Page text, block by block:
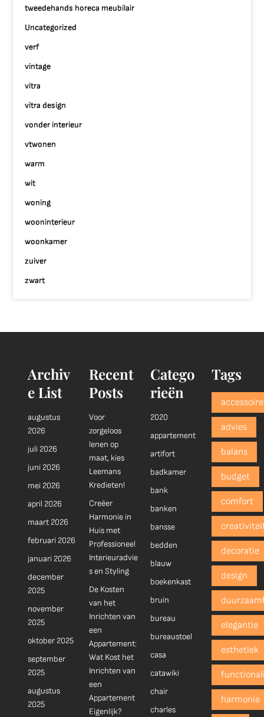
tweedehands horeca meubilair
Uncategorized
verf
vintage
vitra
vitra design
vonder interieur
vtwonen
warm
wit
woning
wooninterieur
woonkamer
zuiver
zwart
Archiv
e List
augustus
2026
juli 2026
juni 2026
mei 2026
april 2026
maart 2026
februari 2026
januari 2026
december
2025
november
2025
oktober 2025
september
2025
augustus
2025
Recent
Posts
Voor
zorgeloos
lenen op
maat, kies
Leemans
Kredieten!
Creëer
Harmonie in
Huis met
Professioneel
Interieuradvie
s en Styling
De Kosten
van het
Inrichten van
een
Appartement:
Wat Kost het
Inrichten van
een
Appartement
Eigenlijk?
Catego
rieën
2020
appartement
artifort
badkamer
bank
banken
bansse
bedden
blauw
boekenkast
bruin
bureau
bureaustoel
casa
catawiki
chair
charles
Tags
advies
balans
budget
comfort
decoratie
design
elegantie
esthetiek
harmonie